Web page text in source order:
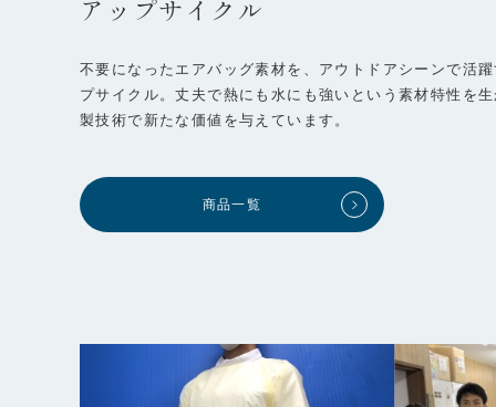
アップサイクル
不要になったエアバッグ素材を、アウトドアシーンで活
プサイクル。丈夫で熱にも水にも強いという素材特性を
製技術で新たな価値を与えています。
商品一覧